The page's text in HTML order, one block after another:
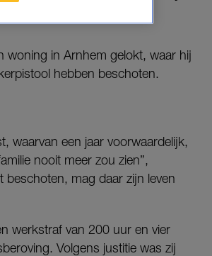
woning in Arnhem gelokt, waar hij
hebben beschoten.
waarvan een jaar voorwaardelijk,
nooit meer zou zien”,
beschoten, mag daar zijn leven
werkstraf van 200 uur en vier
Volgens justitie was zij